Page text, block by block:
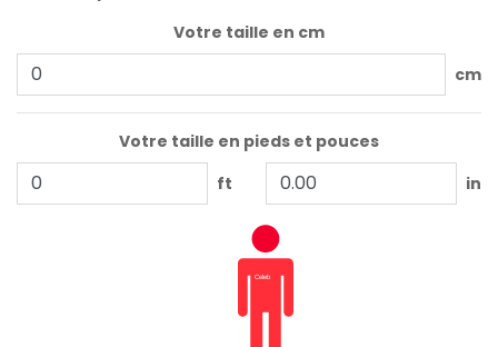
Votre taille en cm
cm
Votre taille en pieds et pouces
ft
in